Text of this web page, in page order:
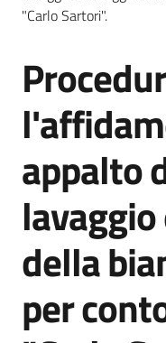
e
strumenti
acquisto
Supporto
Piattaforme
"Carlo Sartori".
Salta al contenuto
appalto
della
per